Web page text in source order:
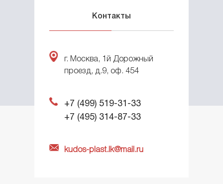
БОЧКИ ПЛАСТИКОВЫЕ
KIT BIN КОНТЕЙНЕРЫ
Серия SL
Контакты
г. Москва, 1й Дорожный
проезд, д.9, оф. 454
+7 (499) 519-31-33
+7 (495) 314-87-33
kudos-plast.lk@mail.ru
ООО «Планета»
Создание корпоративного сайта
интернет-агентство BREVIS